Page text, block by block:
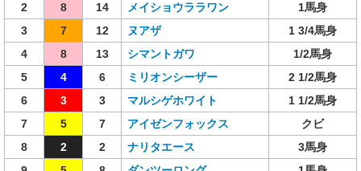
2
8 14 メイショウララワン
1馬身
3
7 12 ヌアザ
1 3/4馬身
4
8 13 シマントガワ
1/2馬身
5
4 6 ミリオンシーザー
2 1/2馬身
6
3 3 マルシゲホワイト
1 1/2馬身
7
5 7 アイゼンフォックス
クビ
8
2 2 ナリタエース
3馬身